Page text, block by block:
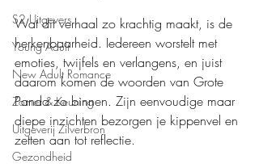
S2 Uitgevers
Young Adult
New Adult Romance
Zomer & Keuning
Uitgeverij Zilverbron
Gezondheid
Wat dit verhaal zo krachtig maakt, is de
herkenbaarheid. Iedereen worstelt met
emoties, twijfels en verlangens, en juist
daarom komen de woorden van Grote
Panda zo binnen. Zijn eenvoudige maar
diepe inzichten bezorgen je kippenvel en
zetten aan tot reflectie.